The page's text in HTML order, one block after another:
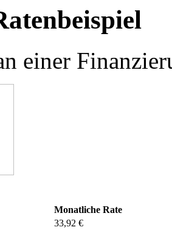
einer
Monatliche Rate
33,92 €